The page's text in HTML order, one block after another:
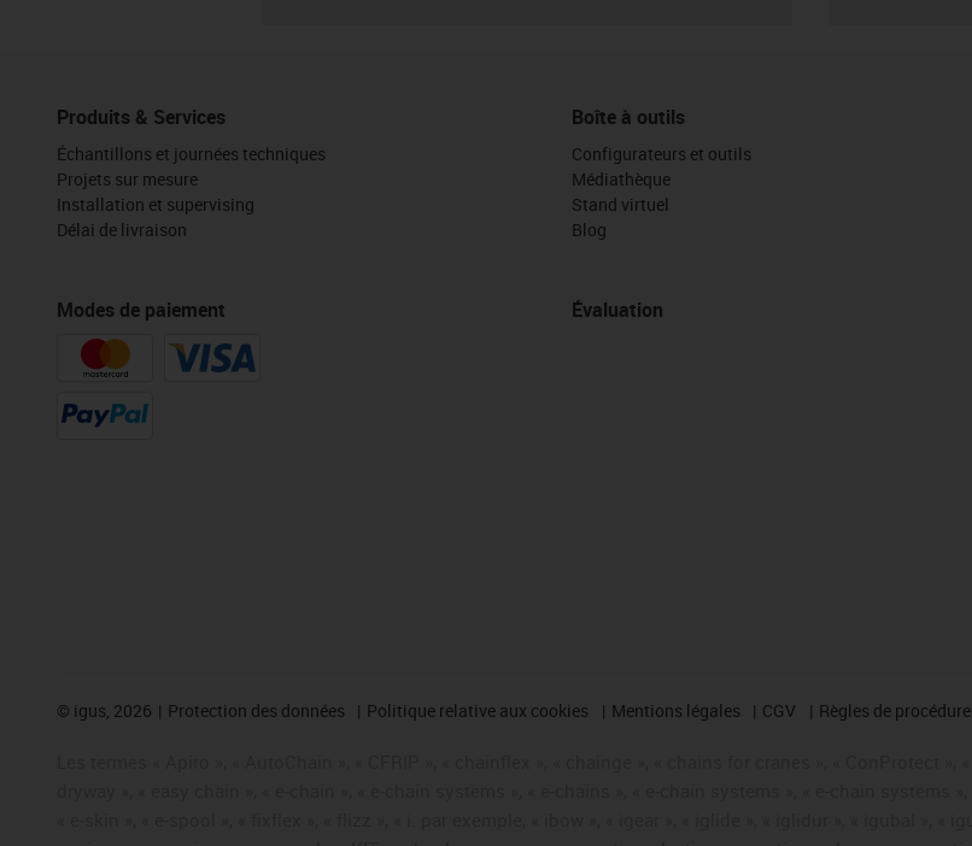
Produits & Services
Échantillons et journées techniques
Projets sur mesure
Installation et supervising
Délai de livraison
Modes de paiement
Boîte à outils
Configurateurs et outils
Médiathèque
Stand virtuel
Blog
Évaluation
© igus, 2026 Protection des données Politique relative aux cookies Mentions légales CGV Règles de procédure